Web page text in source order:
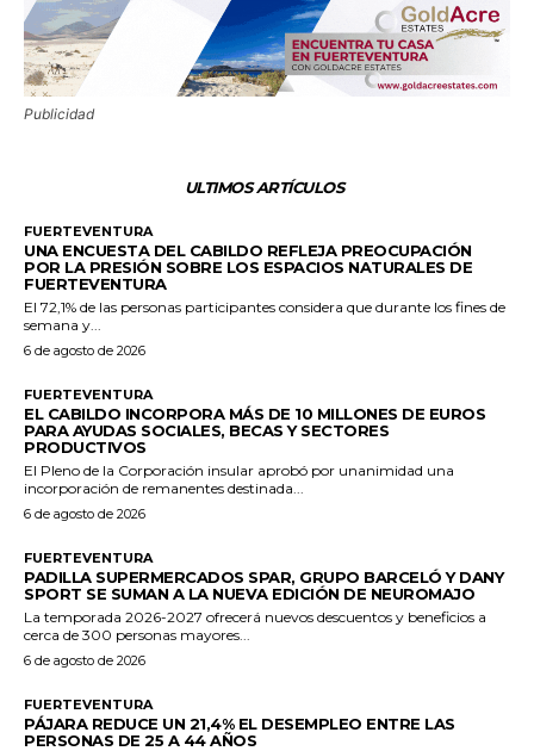
Publicidad
ULTIMOS ARTÍCULOS
FUERTEVENTURA
UNA ENCUESTA DEL CABILDO REFLEJA PREOCUPACIÓN
POR LA PRESIÓN SOBRE LOS ESPACIOS NATURALES DE
FUERTEVENTURA
El 72,1% de las personas participantes considera que durante los fines de
semana y...
6 de agosto de 2026
FUERTEVENTURA
EL CABILDO INCORPORA MÁS DE 10 MILLONES DE EUROS
PARA AYUDAS SOCIALES, BECAS Y SECTORES
PRODUCTIVOS
El Pleno de la Corporación insular aprobó por unanimidad una
incorporación de remanentes destinada...
6 de agosto de 2026
FUERTEVENTURA
PADILLA SUPERMERCADOS SPAR, GRUPO BARCELÓ Y DANY
SPORT SE SUMAN A LA NUEVA EDICIÓN DE NEUROMAJO
La temporada 2026-2027 ofrecerá nuevos descuentos y beneficios a
cerca de 300 personas mayores...
6 de agosto de 2026
FUERTEVENTURA
PÁJARA REDUCE UN 21,4% EL DESEMPLEO ENTRE LAS
PERSONAS DE 25 A 44 AÑOS